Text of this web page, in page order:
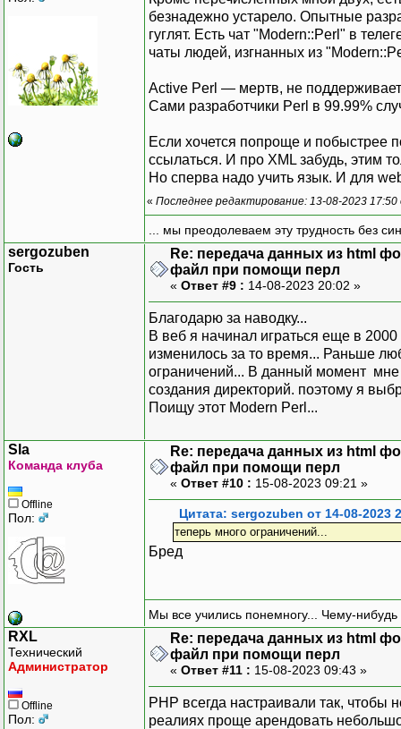
безнадежно устарело. Опытные
гуглят. Есть чат "Modern::Perl" в
чаты людей, изгнанных из
Active Perl — мертв, не
Сами разработчики Perl в 99.99%
Если хочется попроще и побыстрее
ссылаться. И про XML забудь, этим
Но сперва надо учить язык. И для
« Последнее редактирование: 13-08-2023
... мы преодолеваем эту трудность без
sergozuben
Гость
Re: передача данных из html
файл при помощи перл
« Ответ #9 : 14-08-2023 20:02 »
Благодарю за наводку...
В веб я начинал играться еще в
изменилось за то время... Раньше
ограничений... В данный момент мне
создания директорий. поэтому я
Поищу этот Modern Perl...
Sla
Команда клуба
Offline
Пол:
Re: передача данных из html
файл при помощи перл
« Ответ #10 : 15-08-2023 09:21 »
Цитата: sergozuben от 14-08-2023
теперь много ограничений...
Бред
Мы все учились понемногу... Чему-нибудь
RXL
Технический
Администратор
Offline
Пол:
Re: передача данных из html
файл при помощи перл
« Ответ #11 : 15-08-2023 09:43 »
PHP всегда настраивали так,
реалиях проще арендовать